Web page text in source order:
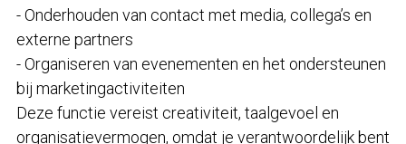
- Onderhouden van contact met media, collega’s en
externe partners
- Organiseren van evenementen en het ondersteunen
bij marketingactiviteiten
Deze functie vereist creativiteit, taalgevoel en
organisatievermogen, omdat je verantwoordelijk bent